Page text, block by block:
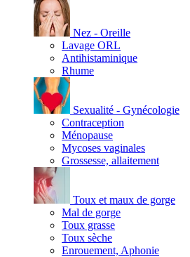
Nez - Oreille
Lavage ORL
Antihistaminique
Rhume
Sexualité - Gynécologie
Contraception
Ménopause
Mycoses vaginales
Grossesse, allaitement
Toux et maux de gorge
Mal de gorge
Toux grasse
Toux sèche
Enrouement, Aphonie